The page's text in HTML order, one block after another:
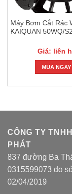
Máy Bơm Cắt Rác
KAIQUAN 50WQ/
Giá: liên
MUA NGAY
CÔNG TY
PHÁT
837 đường Ba
0315599073 do
02/04/2019